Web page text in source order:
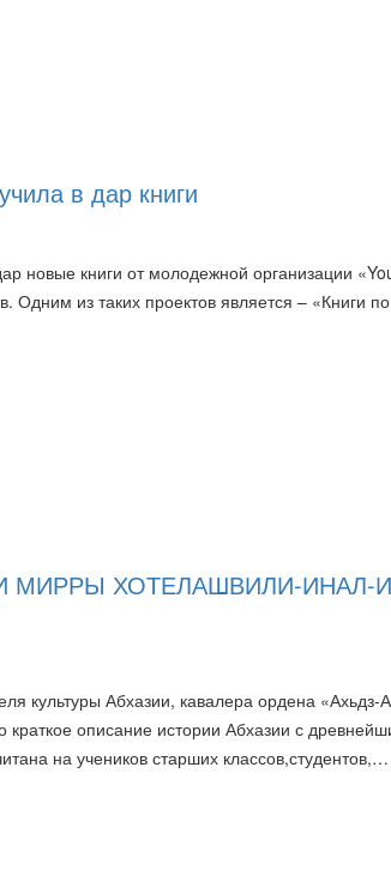
в дар книги
новые книги от молодежной организации
Одним из таких проектов является – «Книги
МИРРЫ ХОТЕЛАШВИЛИ-ИНАЛ-
культуры Абхазии, кавалера ордена
описание истории Абхазии с
на учеников старших классов,студентов,…